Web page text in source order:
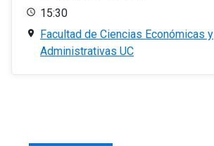
15:30
Facultad de Ciencias Económicas y
Administrativas UC